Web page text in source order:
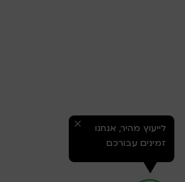
לייעוץ מהיר, אנחנו
זמינים עבורכם